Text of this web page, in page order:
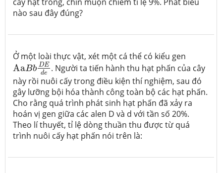
nào sau đây đúng?
Ở một loài thực vật, xét một cá thể có kiểu gen
AaBb DE
de
AaBbDEde
. Người ta tiến hành thu hạt phấn của cây
này rồi nuôi cấy trong điều kiện thí nghiệm, sau đó
gây lưỡng bội hóa thành công toàn bộ các hạt phấn.
Cho rằng quá trình phát sinh hạt phấn đã xảy ra
hoán vị gen giữa các alen D và d với tần số 20%.
Theo lí thuyết, tỉ lệ dòng thuần thu được từ quá
trình nuôi cấy hạt phấn nói trên là: